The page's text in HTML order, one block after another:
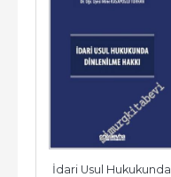
İdari Usul Hukukunda